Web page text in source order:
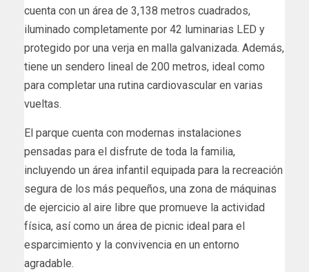
cuenta con un área de 3,138 metros cuadrados,
iluminado completamente por 42 luminarias LED y
protegido por una verja en malla galvanizada. Además,
tiene un sendero lineal de 200 metros, ideal como
para completar una rutina cardiovascular en varias
vueltas.
El parque cuenta con modernas instalaciones
pensadas para el disfrute de toda la familia,
incluyendo un área infantil equipada para la recreación
segura de los más pequeños, una zona de máquinas
de ejercicio al aire libre que promueve la actividad
física, así como un área de picnic ideal para el
esparcimiento y la convivencia en un entorno
agradable.